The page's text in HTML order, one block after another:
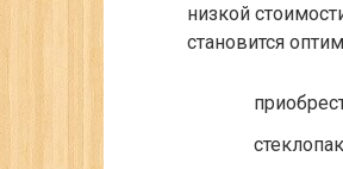
низкой
становится